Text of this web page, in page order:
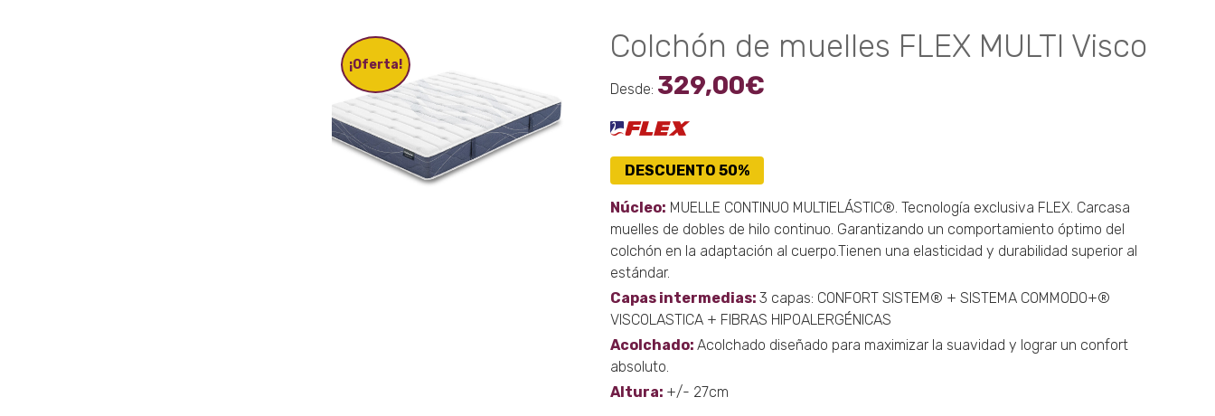
Las
de
producto
¡Oferta! Colchón de muelles FLEX MULTI Visco
Desde: 329,00€
DESCUENTO 50%
Núcleo: MUELLE CONTINUO MULTIELÁSTIC®. Tecnología exclusiva FLEX. Carcasa
muelles de dobles de hilo continuo. Garantizando un comportamiento óptimo del
colchón en la adaptación al cuerpo.Tienen una elasticidad y durabilidad superior al
estándar.
Capas intermedias: 3 capas: CONFORT SISTEM® + SISTEMA COMMODO+®
VISCOLASTICA + FIBRAS HIPOALERGÉNICAS
Acolchado: Acolchado diseñado para maximizar la suavidad y lograr un confort
absoluto.
Altura: +/- 27cm